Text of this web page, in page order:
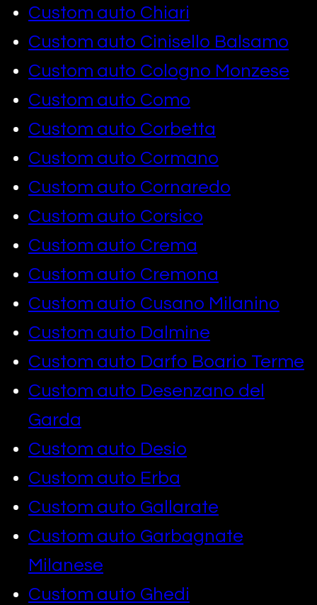
Custom auto Chiari
Custom auto Cinisello Balsamo
Custom auto Cologno Monzese
Custom auto Como
Custom auto Corbetta
Custom auto Cormano
Custom auto Cornaredo
Custom auto Corsico
Custom auto Crema
Custom auto Cremona
Custom auto Cusano Milanino
Custom auto Dalmine
Custom auto Darfo Boario Terme
Custom auto Desenzano del
Garda
Custom auto Desio
Custom auto Erba
Custom auto Gallarate
Custom auto Garbagnate
Milanese
Custom auto Ghedi